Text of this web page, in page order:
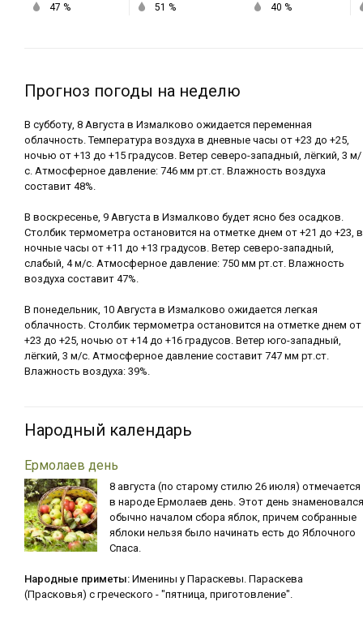
47 %
51 %
40 %
Прогноз погоды на неделю
В субботу, 8 Августа в Измалково ожидается переменная
облачность. Температура воздуха в дневные часы от +23 до +25,
ночью от +13 до +15 градусов. Ветер северо-западный, лёгкий, 3 м/
с. Атмосферное давление: 746 мм рт.ст. Влажность воздуха
составит 48%.
В воскресенье, 9 Августа в Измалково будет ясно без осадков.
Столбик термометра остановится на отметке днем от +21 до +23, в
ночные часы от +11 до +13 градусов. Ветер северо-западный,
слабый, 4 м/с. Атмосферное давление: 750 мм рт.ст. Влажность
воздуха составит 47%.
В понедельник, 10 Августа в Измалково ожидается легкая
облачность. Столбик термометра остановится на отметке днем от
+23 до +25, ночью от +14 до +16 градусов. Ветер юго-западный,
лёгкий, 3 м/с. Атмосферное давление составит 747 мм рт.ст.
Влажность воздуха: 39%.
Народный календарь
Ермолаев день
8 августа (по старому стилю 26 июля) отмечается
в народе Ермолаев день. Этот день знаменовался
обычно началом сбора яблок, причем собранные
яблоки нельзя было начинать есть до Яблочного
Спаса.
Народные приметы: Именины у Параскевы. Параскева
(Прасковья) с греческого - "пятница, приготовление".